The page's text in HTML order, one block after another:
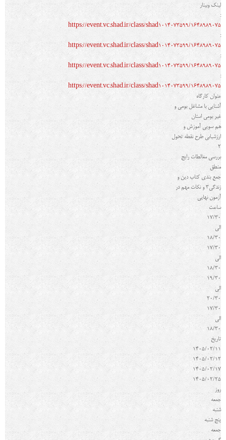
لینک وبینار
:
https://event.vc.shad.ir/class/shad1014073599/1648989075
:
https://event.vc.shad.ir/class/shad1014073599/1648989075
:
https://event.vc.shad.ir/class/shad1014073599/1648989075
:
https://event.vc.shad.ir/class/shad1014073599/1648989075
عنوان کارگاه
آشنایی با مشاغل بومی و
غیر بومی استان
هم سویی آموزش و
ارزشیابی طرح نقطه تحول
2
بررسی مغالطات رایج
منطق
جمع بندی کتاب دین و
زندگی3 و نکات مهم در
آزمون نهایی
ساعت
17/30
الی
18/30
17/30
الی
18/30
19/30
الی
20/30
17/30
الی
18/30
تاريخ
1405/02/11
1405/02/12
1405/02/17
1405/02/25
روز
جمعه
شنبه
پنج شنبه
جمعه